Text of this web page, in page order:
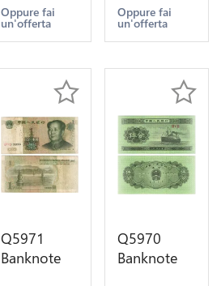
offer
Oppure fai
un'offerta
offer
Oppure fai
un'offerta
Q5971
Banknote
Q5970
Banknote